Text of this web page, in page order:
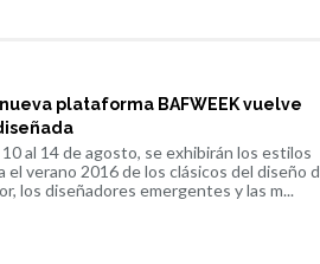
nueva plataforma BAFWEEK vuelve
al 14 de agosto, se exhibirán los estilos
el verano 2016 de los clásicos del diseño
los diseñadores emergentes y las m...